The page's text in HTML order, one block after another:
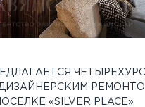
ДИЗАЙНЕРСКИМ
«SILVER PLACE»